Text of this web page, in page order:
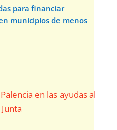
para financiar
municipios de menos